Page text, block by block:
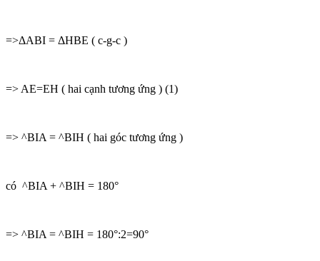
=>ΔABI = ΔHBE ( c-g-c )
=> AE=EH ( hai cạnh tương ứng ) (1)
=> ^BIA = ^BIH ( hai góc tương ứng )
có ^BIA + ^BIH = 180°
=> ^BIA = ^BIH = 180°:2=90°